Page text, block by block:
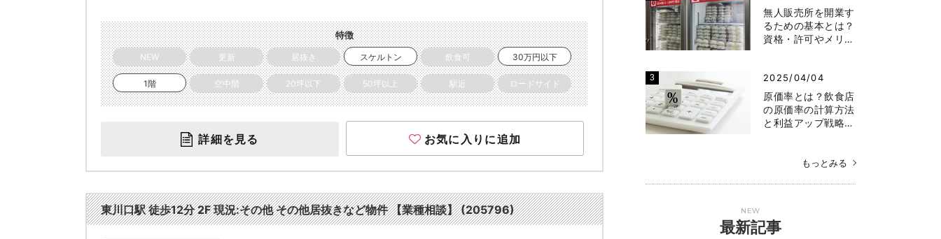
特徴
NEW 更新 居抜き スケルトン 飲食可 30万円以下
1階 空中階 20坪以下 50坪以上 駅近 ロードサイド
詳細を見る お気に入りに追加
東川口駅 徒歩12分 2F 現況:その他 その他居抜きなど物件 【業種相談】 (205796)
無人販売所を開業す
るための基本とは？
資格・許可やメリ…
2025/04/04
原価率とは？飲食店
の原価率の計算方法
と利益アップ戦略…
もっとみる
NEW
最新記事